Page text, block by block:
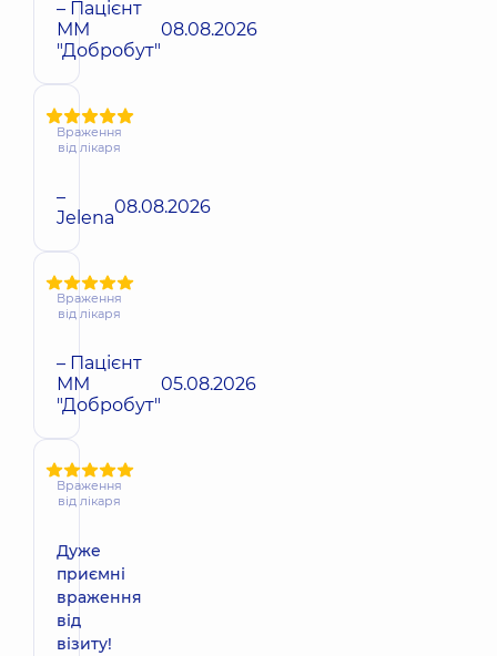
– Пацієнт
ММ
"Добробут"
08.08.2026
Враження
від лікаря
–
Jelena08.08.2026
Враження
від лікаря
– Пацієнт
ММ
"Добробут"
05.08.2026
Враження
від лікаря
Дуже
приємні
враження
від
візиту!